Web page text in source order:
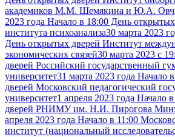
академиков М.М. Шемякина и Ю.А.
2023 года Начало в 18:00 День
института психоанализа30 марта 2023
День открытых дверей Институт
экономических связей30 марта 2023 с
дверей Российский государственный
университет31 марта 2023 года Начало
дверей Московский педагогический
университет1 апреля 2023 года Начало
дверей РНИМУ им. Н.И. Пирогова
апреля 2023 года Начало в 11:00
институт (национальный